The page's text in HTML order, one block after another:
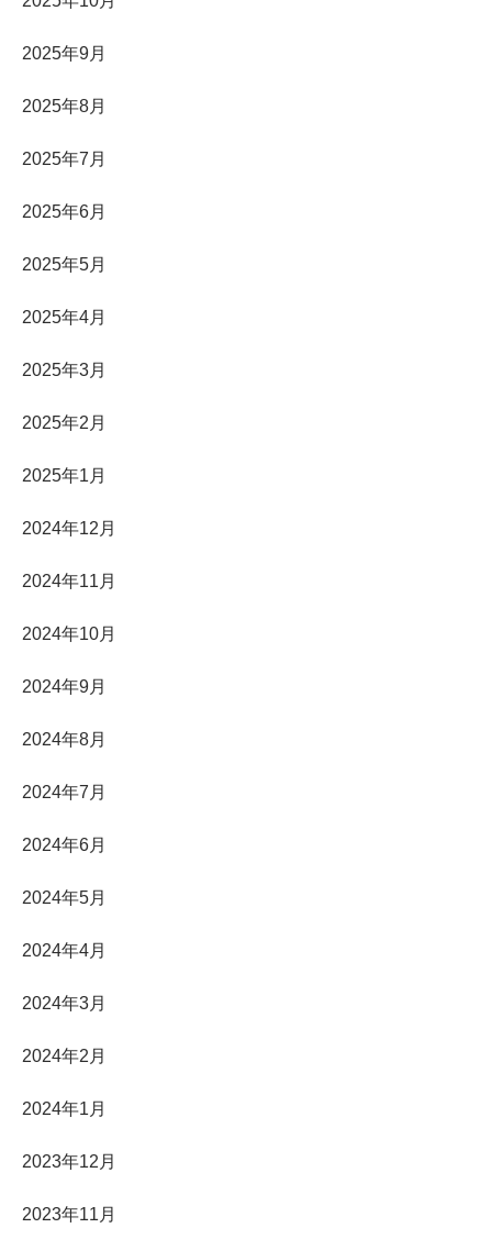
2025年9月
2025年8月
2025年7月
2025年6月
2025年5月
2025年4月
2025年3月
2025年2月
2025年1月
2024年12月
2024年11月
2024年10月
2024年9月
2024年8月
2024年7月
2024年6月
2024年5月
2024年4月
2024年3月
2024年2月
2024年1月
2023年12月
2023年11月